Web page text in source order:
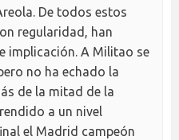
De todos estos
regularidad, han
implicación. A Militao se
no ha echado la
de la mitad de la
a un nivel
el Madrid campeón